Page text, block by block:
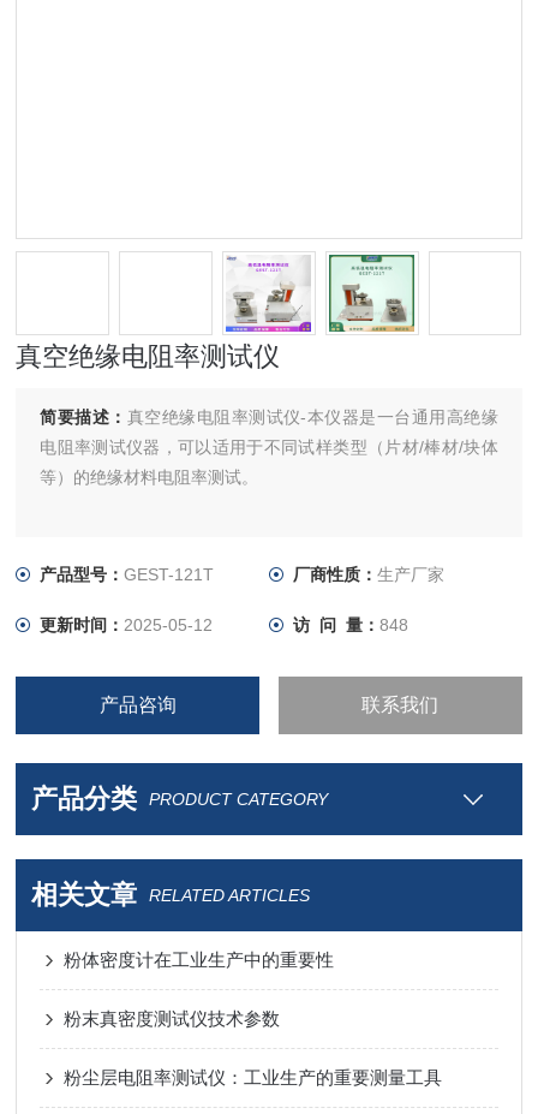
真空绝缘电阻率测试仪
简要描述： 真空绝缘电阻率测试仪-本仪器是一台通用高绝缘
电阻率测试仪器，可以适用于不同试样类型（片材/棒材/块体
等）的绝缘材料电阻率测试。
产品型号：GEST-121T 厂商性质： 生产厂家
更新时间： 2025-05-12 访 问 量： 848
产品咨询 联系我们
产品分类 PRODUCT CATEGORY
相关文章 RELATED ARTICLES
粉体密度计在工业生产中的重要性
粉末真密度测试仪技术参数
粉尘层电阻率测试仪：工业生产的重要测量工具